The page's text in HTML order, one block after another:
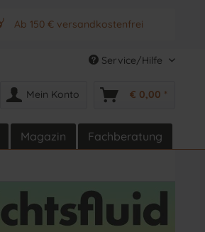
Ab 150 € versandkostenfrei
Originalprodukt vom Hersteller
Service/Hilfe
Mein Konto € 0,00 *
Magazin Fachberatung